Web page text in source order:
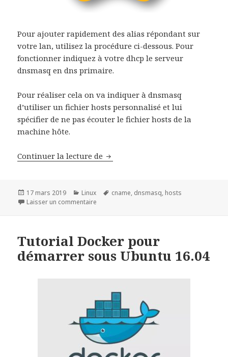
Pour ajouter rapidement des alias répondant sur
votre lan, utilisez la procédure ci-dessous. Pour
fonctionner indiquez à votre dhcp le serveur
dnsmasq en dns primaire.
Pour réaliser cela on va indiquer à dnsmasq
d’utiliser un fichier hosts personnalisé et lui
spécifier de ne pas écouter le fichier hosts de la
machine hôte.
Continuer la lecture de Ajout de ndd avec dnsmasq sur
Publié
le
17 mars 2019 Catégories
Linux
Mots-
cname, dnsmasq, hosts
Laisser un commentaire
Tutorial Docker pour
démarrer sous Ubuntu 16.04